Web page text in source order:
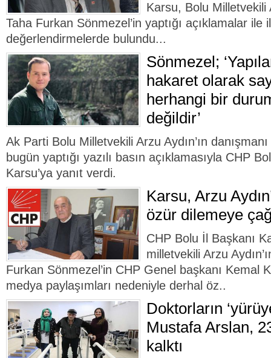
Karsu, Bolu Milletvekili
Taha Furkan Sönmezel’in yaptığı açıklamalar ile
değerlendirmelerde bulundu...
Sönmezel;
hakaret olarak
herhangi bir
değildir’
Ak Parti Bolu Milletvekili Arzu Aydın’ın
bugün yaptığı yazılı basın açıklamasıyla CHP
Karsu’ya yanıt verdi.
Karsu, Arzu
özür dilemeye
CHP Bolu İl Başkanı
milletvekili Arzu
Furkan Sönmezel’in CHP Genel başkanı Kemal
medya paylaşımları nedeniyle derhal öz..
Doktorların
Mustafa Arslan,
kalktı